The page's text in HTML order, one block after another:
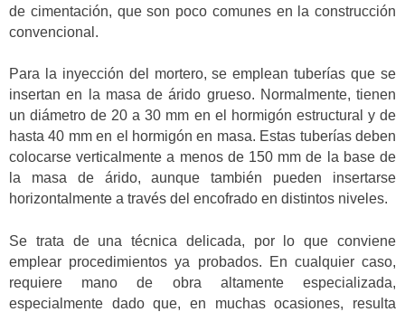
de cimentación, que son poco comunes en la construcción
convencional.
Para la inyección del mortero, se emplean tuberías que se
insertan en la masa de árido grueso. Normalmente, tienen
un diámetro de 20 a 30 mm en el hormigón estructural y de
hasta 40 mm en el hormigón en masa. Estas tuberías deben
colocarse verticalmente a menos de 150 mm de la base de
la masa de árido, aunque también pueden insertarse
horizontalmente a través del encofrado en distintos niveles.
Se trata de una técnica delicada, por lo que conviene
emplear procedimientos ya probados. En cualquier caso,
requiere mano de obra altamente especializada,
especialmente dado que, en muchas ocasiones, resulta